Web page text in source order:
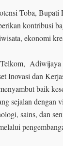
Toba, Bupati
kontribusi
ekonomi
Inovasi dan
baik
sejalan dengan
sains, dan